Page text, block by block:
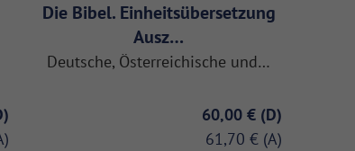
Die Bibel. Einheitsübersetzung
Ausz…
Deutsche, Österreichische und…
60,00 €
61,70 €